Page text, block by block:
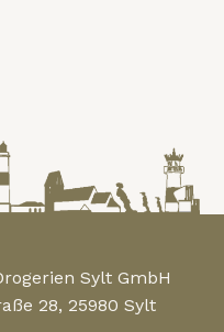
Sylt GmbH
28, 25980 Sylt